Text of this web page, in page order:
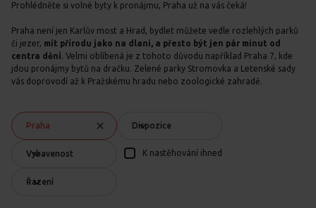
Prohlédněte si volné byty k pronájmu, Praha už na vás čeká!
Praha není jen Karlův most a Hrad, bydlet můžete vedle rozlehlých parků
či jezer, mít přírodu jako na dlani, a přesto být jen pár minut od
centra dění. Velmi oblíbená je z tohoto důvodu například Praha 7, kde
jdou pronájmy bytů na dračku. Zelené parky Stromovka a Letenské sady
vás doprovodí až k Pražskému hradu nebo zoologické zahradě.
Praha Dispozice
Vybavenost K nastěhování ihned
Řazení